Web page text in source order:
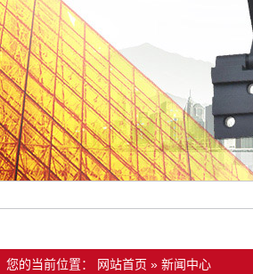
您的当前位置： 网站首页 » 新闻中心